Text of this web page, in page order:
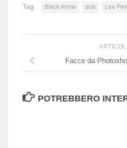
Tag: Black Arrow dub Lee
Facce da
POTREBBERO